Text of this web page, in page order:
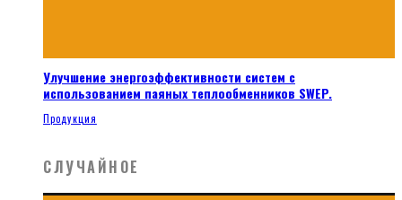
Улучшение энергоэффективности систем с
использованием паяных теплообменников SWEP.
Продукция
СЛУЧАЙНОЕ